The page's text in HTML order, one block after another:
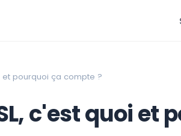
et pourquoi ça compte ?
c'est quoi et